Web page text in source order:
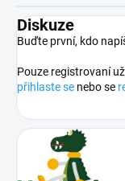
Diskuze
Buďte první, kdo
Pouze registrovaní
přihlaste se nebo se